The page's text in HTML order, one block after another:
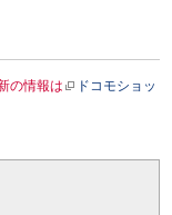
の情報は
ドコモショッ